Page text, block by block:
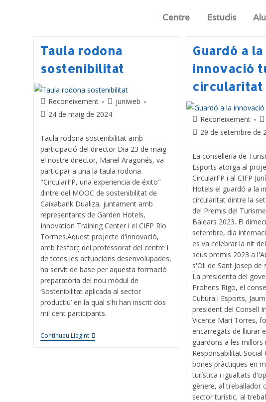
Centre Estudis
Taula rodona
sostenibilitat
Reconeixement
juniweb
24 de maig de 2024
Taula rodona sostenibilitat amb
participació del director Dia 23 de maig
el nostre director, Manel Aragonés, va
participar a una la taula rodona
"CircularFP, una experiencia de éxito"
dintre del MOOC de sostenibilitat de
Caixabank Dualiza, juntament amb
representants de Garden Hotels,
Innovation Training Center i el CIFP Río
Tormes.Aquest projecte d'innovació,
amb l’esforç del professorat del centre i
de totes les actuacions desenvolupades,
ha servit de base per aquesta formació
preparatòria del nou mòdul de
‘Sostenibilitat aplicada al sector
productiu’ en la qual s'hi han inscrit dos
mil cent participants.
Continueu Llegint
Guardó a la
innovació
circularitat
Reconeixement
29 de setembre de
La conselleria de
Esports atorga al
CircularFP i al CIFP
Hotels el guardó a la
circularitat dintre la
del Premis del
Balears 2023. El
setembre, dia
es va celebrar la nit
seus premis 2023 a
s'Oli de Sant Josep de
La presidenta del
Prohens Rigo, el
Cultura i Esports,
president del Consell
Vicente Marí Torres,
encarregats de lliurar
guardons a les millors
Responsabilitat Social
bones pràctiques en
turística i igualtats
gènere, al treballador
sector turístic, al